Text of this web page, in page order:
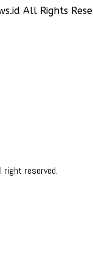
All Rights
right reserved.